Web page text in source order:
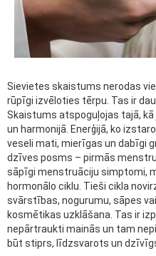
Sievietes skaistums nerodas
rūpīgi izvēloties tērpu. Tas ir
Skaistums atspoguļojas tajā,
un harmonijā. Enerģijā, ko
veseli mati, mierīgas un dabīgi
dzīves posms – pirmās
sāpīgi menstruāciju simptomi,
hormonālo ciklu. Tieši cikla
svārstības, nogurumu, sāpes
kosmētikas uzklāšana. Tas ir
nepārtraukti mainās un tam
būt stiprs, līdzsvarots un